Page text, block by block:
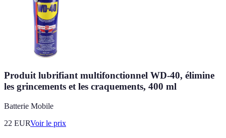
Produit lubrifiant multifonctionnel WD-40, élimine
les grincements et les craquements, 400 ml
Batterie Mobile
22 EURVoir le prix